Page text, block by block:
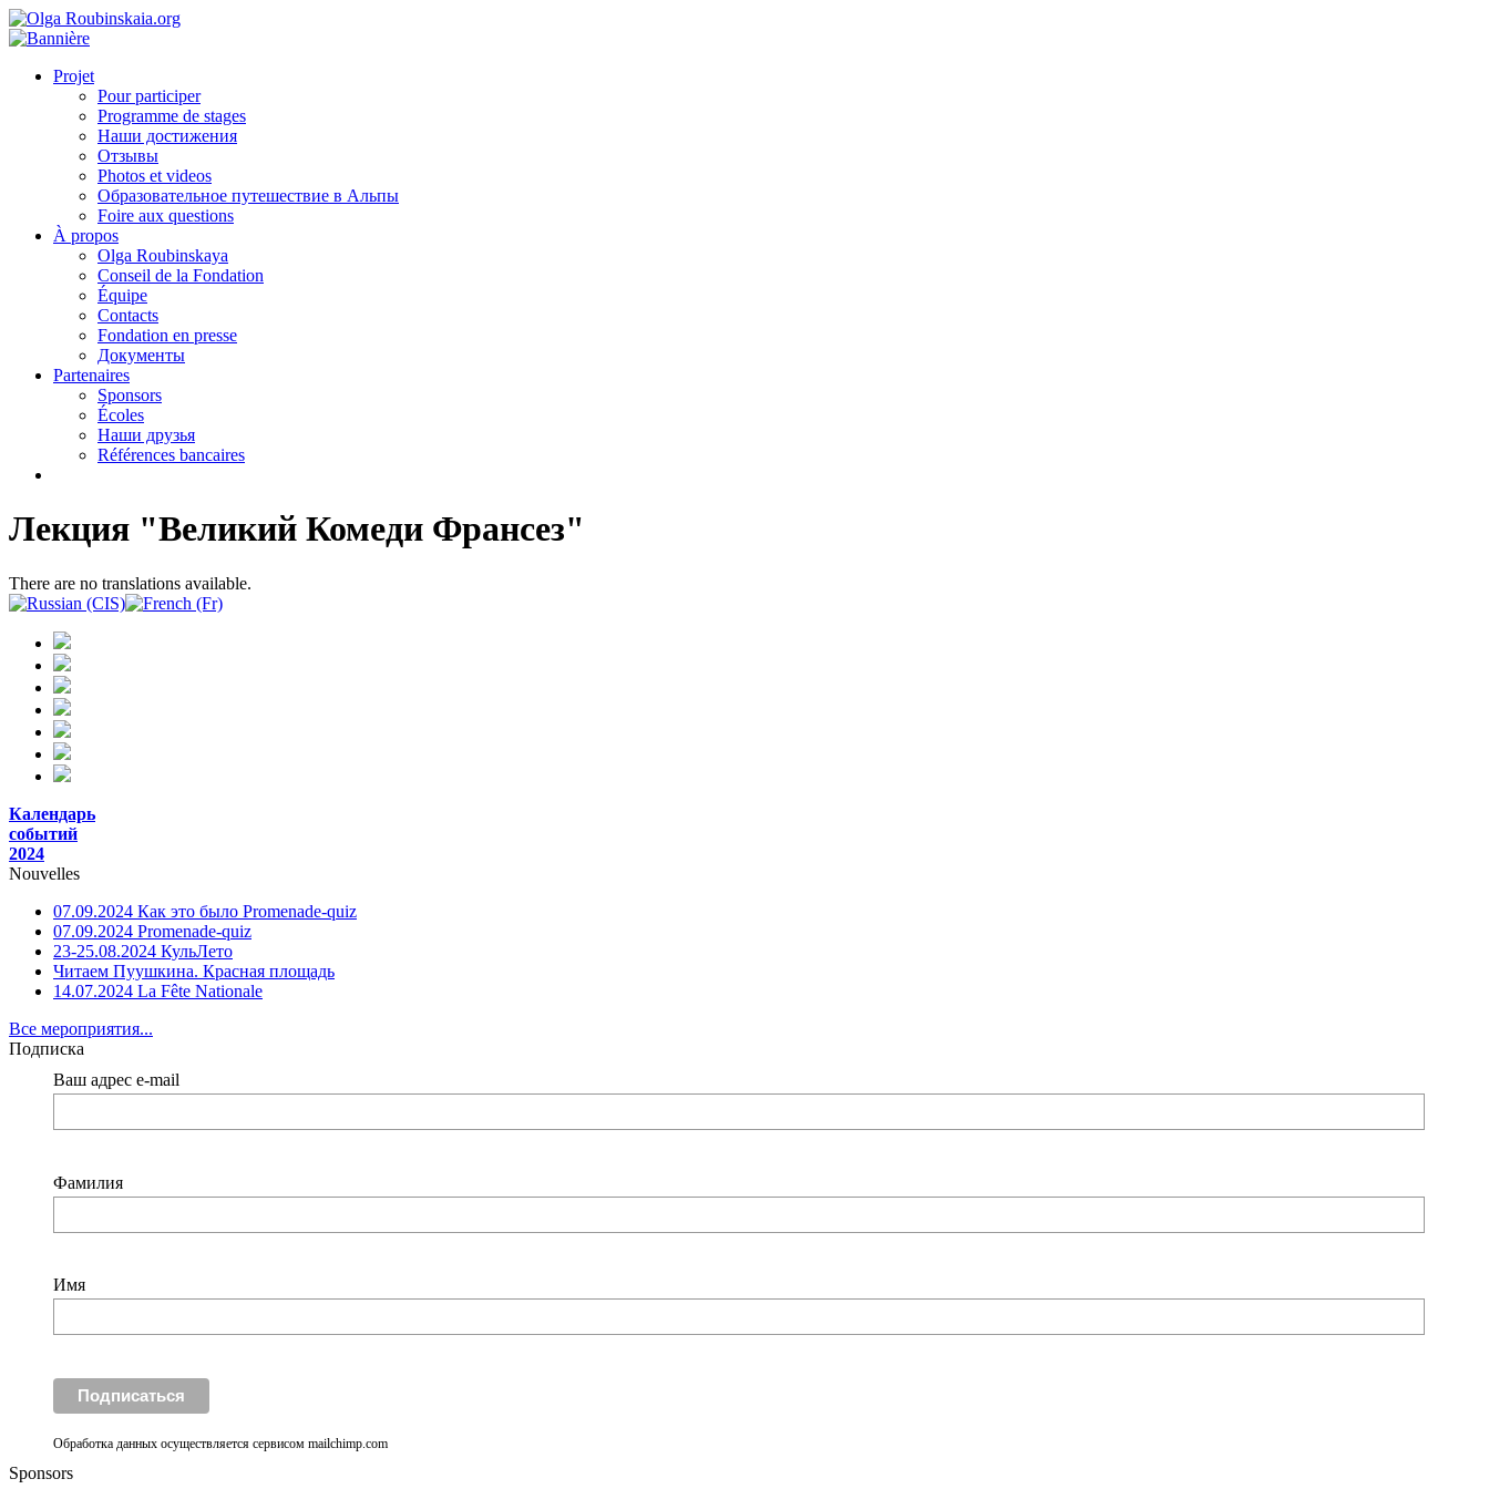
Projet
Pour participer
Programme de stages
Наши достижения
Отзывы
Photos et videos
Образовательное путешествие в Альпы
Foire aux questions
À propos
Olga Roubinskaya
Conseil de la Fondation
Équipe
Contacts
Fondation en presse
Документы
Partenaires
Sponsors
Écoles
Наши друзья
Références bancaires
Лекция "Великий Комеди Франсез"
There are no translations available.
Календарь
событий
2024
Nouvelles
07.09.2024 Как это было Promenade-quiz
07.09.2024 Promenade-quiz
23-25.08.2024 КульЛето
Читаем Пуушкина. Красная площадь
14.07.2024 La Fête Nationale
Все мероприятия...
Подписка
Ваш адрес e-mail
Фамилия
Имя
Обработка данных осуществляется сервисом mailchimp.com
Sponsors